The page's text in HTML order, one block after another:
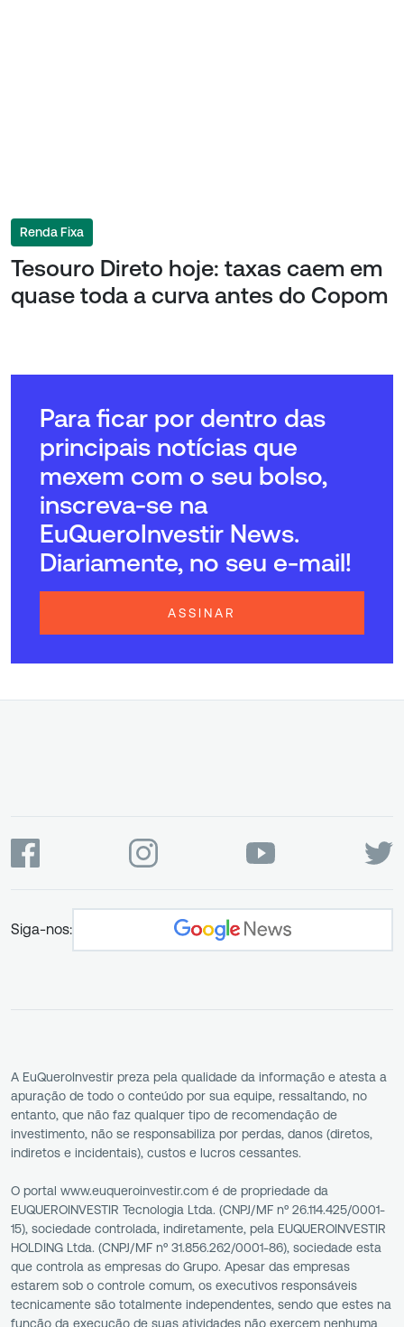
Renda Fixa
Tesouro Direto hoje: taxas caem em
quase toda a curva antes do Copom
Para ficar por dentro das
principais notícias que
mexem com o seu bolso,
inscreva-se na
EuQueroInvestir News.
Diariamente, no seu e-mail!
ASSINAR
Siga-nos:
A EuQueroInvestir preza pela qualidade da informação e atesta a
apuração de todo o conteúdo por sua equipe, ressaltando, no
entanto, que não faz qualquer tipo de recomendação de
investimento, não se responsabiliza por perdas, danos (diretos,
indiretos e incidentais), custos e lucros cessantes.
O portal www.euqueroinvestir.com é de propriedade da
EUQUEROINVESTIR Tecnologia Ltda. (CNPJ/MF nº 26.114.425/0001-
15), sociedade controlada, indiretamente, pela EUQUEROINVESTIR
HOLDING Ltda. (CNPJ/MF nº 31.856.262/0001-86), sociedade esta
que controla as empresas do Grupo. Apesar das empresas
estarem sob o controle comum, os executivos responsáveis
tecnicamente são totalmente independentes, sendo que estes na
função da execução de suas atividades não exercem nenhuma